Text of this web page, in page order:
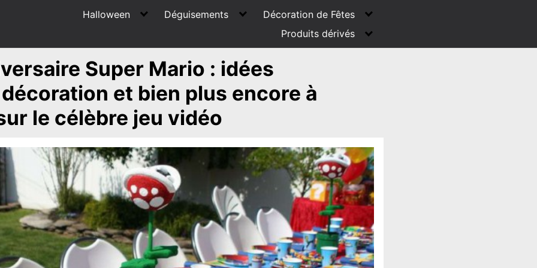
Halloween Déguisements
Décoration de Fêtes
Produits dérivés
Super Mario : idées
et bien plus encore à
le célèbre jeu vidéo